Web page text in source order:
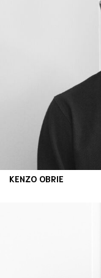
KENZO OBRIE